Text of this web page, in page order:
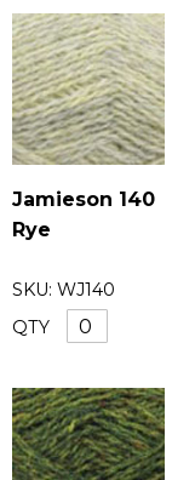
Jamieson 140
Rye
SKU: WJ140
QTY